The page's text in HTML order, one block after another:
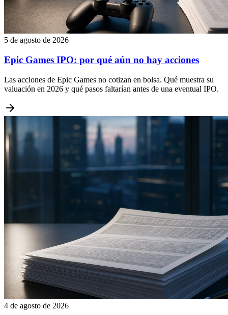
5 de agosto de 2026
Epic Games IPO: por qué aún no hay acciones
Las acciones de Epic Games no cotizan en bolsa. Qué muestra su
valuación en 2026 y qué pasos faltarían antes de una eventual IPO.
4 de agosto de 2026